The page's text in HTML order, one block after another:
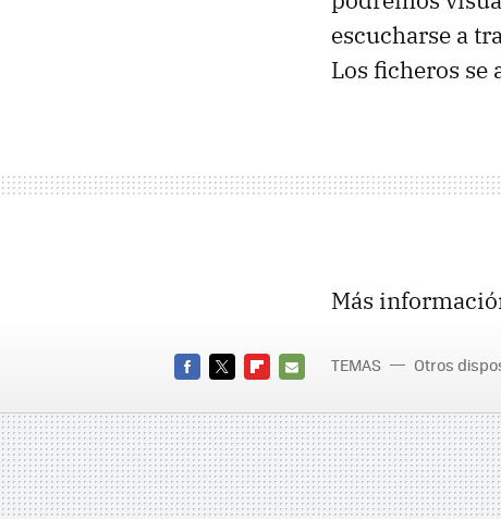
escucharse a
Los ficheros se
Más
MAIL
TEMAS Otros